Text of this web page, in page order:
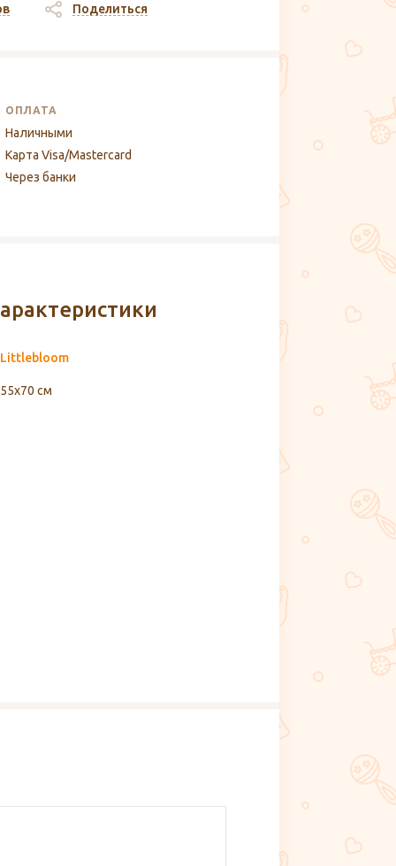
Поделиться
ОПЛАТА
Наличными
Карта Visa/Mastercard
Через банки
Littlebloom
55x70 см